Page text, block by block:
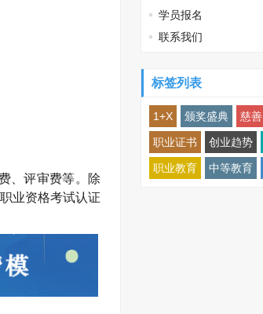
、评审费等。除
业资格考试认证
学员报名
联系我们
标签列表
1+X 颁奖盛典 慈善
职业证书 创业趋势
职业教育 中等教育